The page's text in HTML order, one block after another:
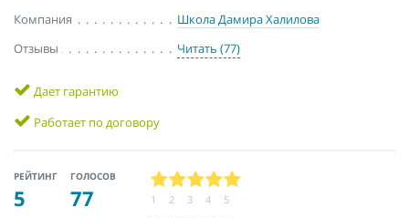
Компания
Школа Дамира Халилова
Отзывы
Читать (77)
Дает гарантию
Работает по договору
РЕЙТИНГ
5
ГОЛОСОВ
77 1 2 3 4 5